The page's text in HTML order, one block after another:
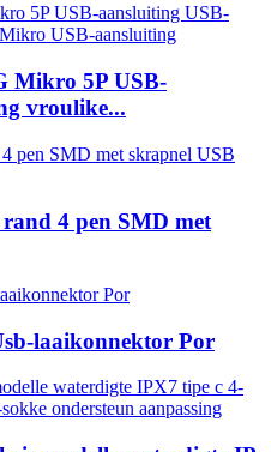
Mikro 5P USB-
vroulike...
4 pen SMD met
laaikonnektor Por